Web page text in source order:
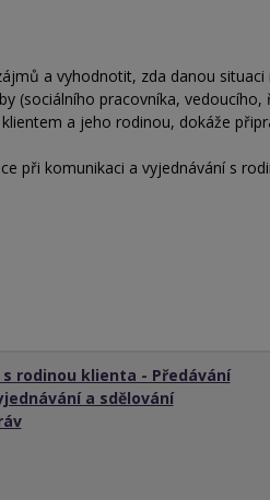
a vyhodnotit, zda danou
(sociálního pracovníka, vedoucího,
a jeho rodinou, dokáže
při komunikaci a vyjednávání s
rodinou klienta - Předávání
a sdělování